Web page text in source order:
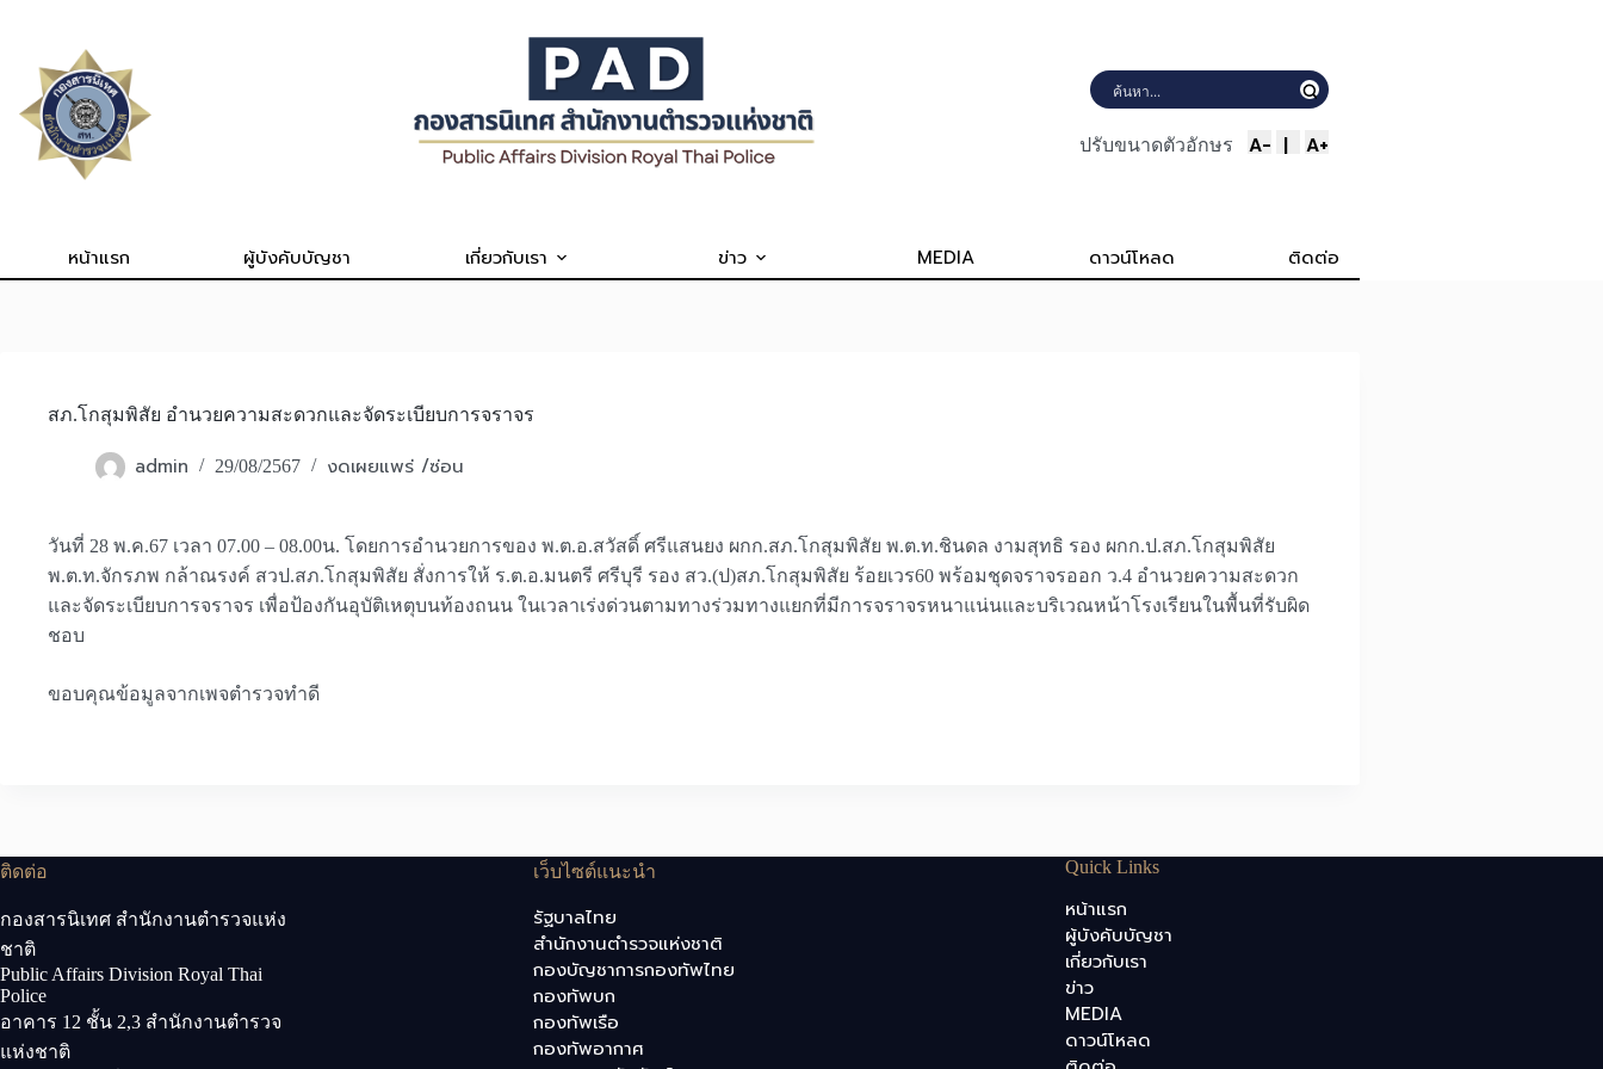
content
ปรับขนาดตัวอักษร A- | A+
หน้าแรก ผู้บังคับบัญชา เกี่ยวกับเรา ข่าว MEDIA ดาวน์โหลด ติดต่อ
สภ.โกสุมพิสัย อำนวยความสะดวกและจัดระเบียบการจราจร
admin 29/08/2567 งดเผยแพร่ /ซ่อน
วันที่ 28 พ.ค.67 เวลา 07.00 – 08.00น. โดยการอำนวยการของ พ.ต.อ.สวัสดิ์ ศรีแสนยง ผกก.สภ.โกสุมพิสัย พ.ต.ท.ชินดล งามสุทธิ รอง ผกก.ป.สภ.โกสุมพิสัย
พ.ต.ท.จักรภพ กล้าณรงค์ สวป.สภ.โกสุมพิสัย สั่งการให้ ร.ต.อ.มนตรี ศรีบุรี รอง สว.(ป)สภ.โกสุมพิสัย ร้อยเวร60 พร้อมชุดจราจรออก ว.4 อำนวยความสะดวก
และจัดระเบียบการจราจร เพื่อป้องกันอุบัติเหตุบนท้องถนน ในเวลาเร่งด่วนตามทางร่วมทางแยกที่มีการจราจรหนาแน่นและบริเวณหน้าโรงเรียนในพื้นที่รับผิด
ชอบ
ขอบคุณข้อมูลจากเพจตำรวจทำดี
ติดต่อ
กองสารนิเทศ สำนักงานตำรวจแห่ง
ชาติ
Public Affairs Division Royal Thai
Police
อาคาร 12 ชั้น 2,3 สำนักงานตำรวจ
แห่งชาติ
เว็บไซต์แนะนำ
รัฐบาลไทย
สำนักงานตำรวจแห่งชาติ
กองบัญชาการกองทัพไทย
กองทัพบก
กองทัพเรือ
กองทัพอากาศ
Quick Links
หน้าแรก
ผู้บังคับบัญชา
เกี่ยวกับเรา
ข่าว
MEDIA
ดาวน์โหลด